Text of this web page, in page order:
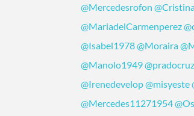
@Mercedesrofon
@MariadelCarmenperez
@Isabel1978@Moraira
@Manolo1949@pradocruz
@Irenedevelop@misyeste
@Mercedes11271954